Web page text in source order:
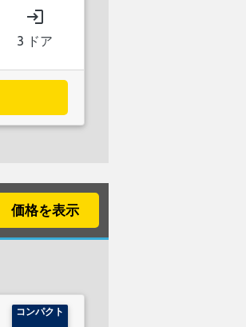
login
3 ドア
価格を表示
コンパクト